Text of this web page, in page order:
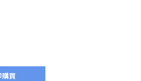
購買